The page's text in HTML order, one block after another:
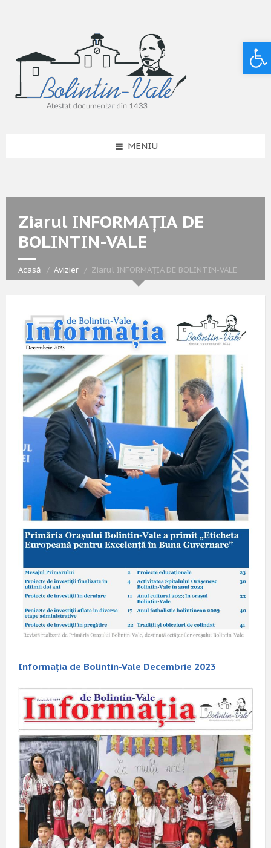
MENIU
Ziarul INFORMAȚIA DE
BOLINTIN-VALE
Acasă Avizier Ziarul INFORMAȚIA DE BOLINTIN-VALE
Informația de Bolintin-Vale Decembrie 2023
Deschide bara de unelte